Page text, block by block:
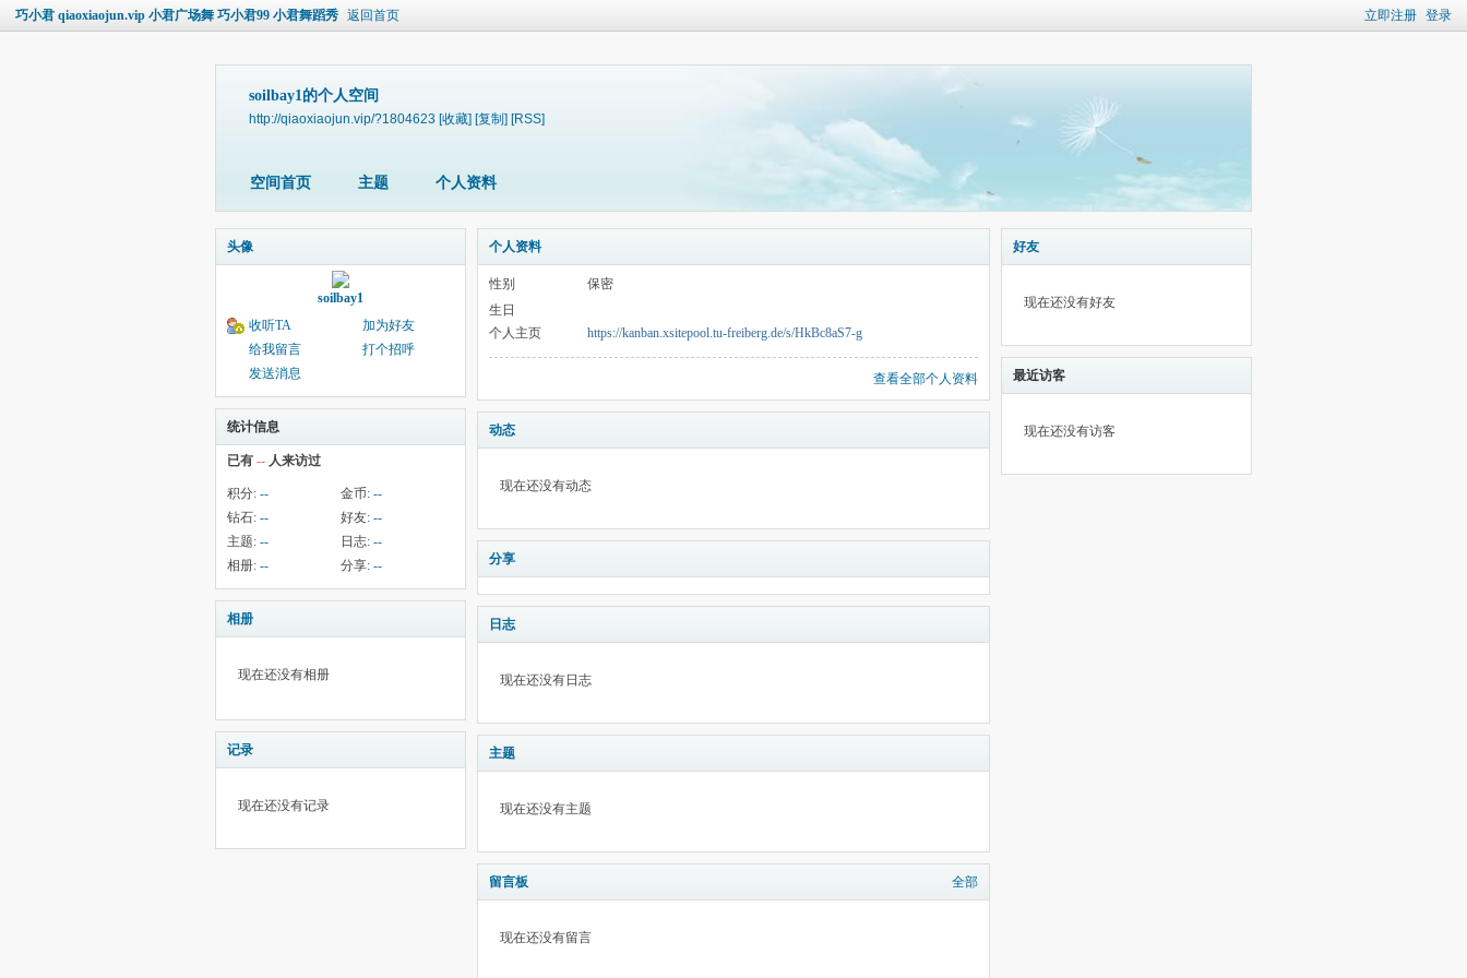
立即注册 登录
巧小君 qiaoxiaojun.vip 小君广场舞 巧小君99 小君舞蹈秀 返回首页
soilbay1的个人空间
http://qiaoxiaojun.vip/?1804623 [收藏] [复制] [RSS]
空间首页 主题 个人资料
头像
soilbay1
收听TA
加为好友
给我留言
打个招呼
发送消息
统计信息
已有 -- 人来访过
积分: -- 金币: --
钻石: -- 好友: --
主题: -- 日志: --
相册: -- 分享: --
相册
现在还没有相册
记录
现在还没有记录
个人资料
性别
保密
生日
个人主页
https://kanban.xsitepool.tu-freiberg.de/s/HkBc8aS7-g
查看全部个人资料
动态
现在还没有动态
分享
日志
现在还没有日志
主题
现在还没有主题
留言板 全部
现在还没有留言
好友
现在还没有好友
最近访客
现在还没有访客